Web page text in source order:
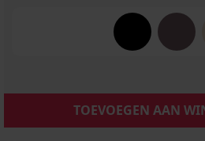
TOEVOEGEN AAN